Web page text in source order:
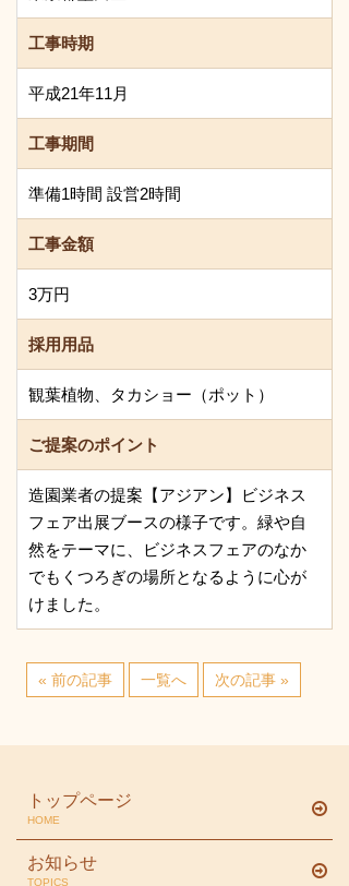
工事時期
平成21年11月
工事期間
準備1時間 設営2時間
工事金額
3万円
採用用品
観葉植物、タカショー（ポット）
ご提案のポイント
造園業者の提案【アジアン】ビジネス
フェア出展ブースの様子です。緑や自
然をテーマに、ビジネスフェアのなか
でもくつろぎの場所となるように心が
けました。
« 前の記事 一覧へ 次の記事 »
トップページ
HOME
お知らせ
TOPICS